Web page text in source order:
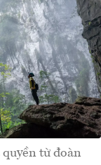
quyền từ đoàn